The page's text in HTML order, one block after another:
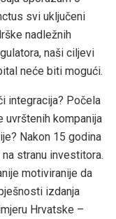
svi uključeni
nadležnih
naši ciljevi
neće biti mogući.
integracija? Počela
uvrštenih kompanija
Nakon 15 godina
stranu investitora.
motiviranije da
izdanja
Hrvatske –